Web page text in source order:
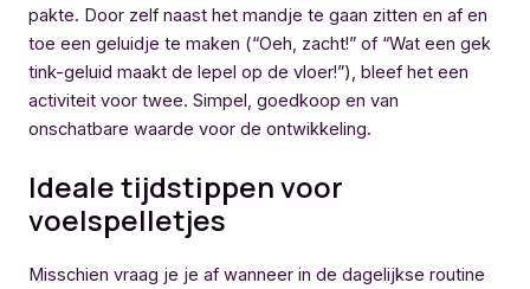
pakte. Door zelf naast het mandje te gaan zitten en af en
toe een geluidje te maken (“Oeh, zacht!” of “Wat een gek
tink-geluid maakt de lepel op de vloer!”), bleef het een
activiteit voor twee. Simpel, goedkoop en van
onschatbare waarde voor de ontwikkeling.
Ideale tijdstippen voor
voelspelletjes
Misschien vraag je je af wanneer in de dagelijkse routine